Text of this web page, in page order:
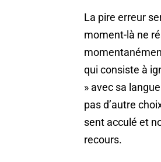
La pire erreur
moment-là ne
qui consiste à
» avec sa
pas d’autre
sent acculé et
recours.